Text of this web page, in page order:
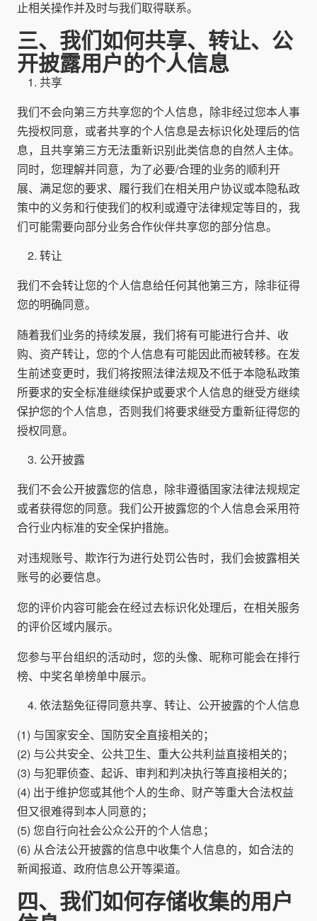
止相关操作并及时与我们取得联系。
三、我们如何共享、转让、公
开披露用户的个人信息
共享
我们不会向第三方共享您的个人信息，除非经过您本人事
先授权同意，或者共享的个人信息是去标识化处理后的信
息，且共享第三方无法重新识别此类信息的自然人主体。
同时，您理解并同意，为了必要/合理的业务的顺利开
展、满足您的要求、履行我们在相关用户协议或本隐私政
策中的义务和行使我们的权利或遵守法律规定等目的，我
们可能需要向部分业务合作伙伴共享您的部分信息。
转让
我们不会转让您的个人信息给任何其他第三方，除非征得
您的明确同意。
随着我们业务的持续发展，我们将有可能进行合并、收
购、资产转让，您的个人信息有可能因此而被转移。在发
生前述变更时，我们将按照法律法规及不低于本隐私政策
所要求的安全标准继续保护或要求个人信息的继受方继续
保护您的个人信息，否则我们将要求继受方重新征得您的
授权同意。
公开披露
我们不会公开披露您的信息，除非遵循国家法律法规规定
或者获得您的同意。我们公开披露您的个人信息会采用符
合行业内标准的安全保护措施。
对违规账号、欺诈行为进行处罚公告时，我们会披露相关
账号的必要信息。
您的评价内容可能会在经过去标识化处理后，在相关服务
的评价区域内展示。
您参与平台组织的活动时，您的头像、昵称可能会在排行
榜、中奖名单榜单中展示。
依法豁免征得同意共享、转让、公开披露的个人信息
(1) 与国家安全、国防安全直接相关的；
(2) 与公共安全、公共卫生、重大公共利益直接相关的；
(3) 与犯罪侦查、起诉、审判和判决执行等直接相关的；
(4) 出于维护您或其他个人的生命、财产等重大合法权益
但又很难得到本人同意的；
(5) 您自行向社会公众公开的个人信息；
(6) 从合法公开披露的信息中收集个人信息的，如合法的
新闻报道、政府信息公开等渠道。
四、我们如何存储收集的用户